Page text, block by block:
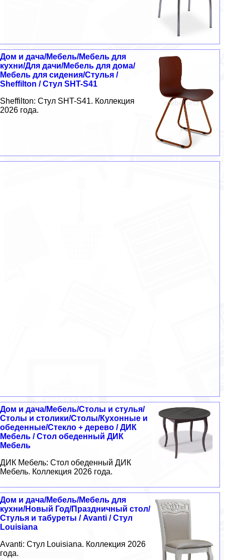
Дом и дача/Мебель/Мебель для
кухни/Для дачи/Мебель для дома/
Мебель для сидения/Стулья /
Sheffilton / Стул SHT-S41
Sheffilton: Стул SHT-S41. Коллекция
2026 года.
Дом и дача/Мебель/Столы и стулья/
Столы и столики/Столы/Кухонные и
обеденные/Стекло + дерево / ДИК
Мебель / Стол обеденный ДИК
Мебель
ДИК Мебель: Стол обеденный ДИК
Мебель. Коллекция 2026 года.
Дом и дача/Мебель/Мебель для
кухни/Новый Год/Праздничный стол/
Стулья и табуреты / Avanti / Стул
Louisiana
Avanti: Стул Louisiana. Коллекция 2026
года.